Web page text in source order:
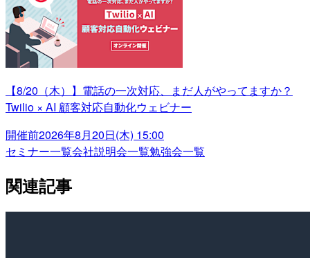
【8/20（木）】電話の一次対応、まだ人がやってますか？
Twilio × AI 顧客対応自動化ウェビナー
開催前2026年8月20日(木) 15:00
セミナー一覧会社説明会一覧勉強会一覧
関連記事